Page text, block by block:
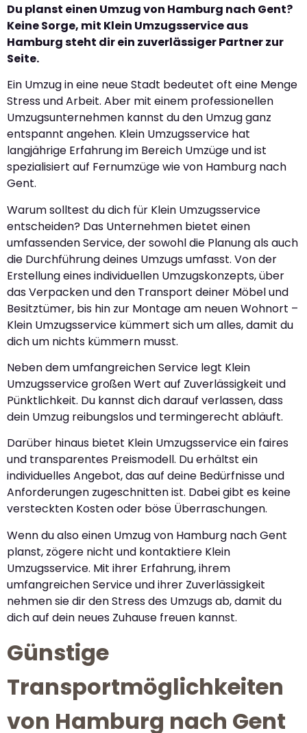
Du planst einen Umzug von Hamburg nach Gent?
Keine Sorge, mit Klein Umzugsservice aus
Hamburg steht dir ein zuverlässiger Partner zur
Seite.
Ein Umzug in eine neue Stadt bedeutet oft eine Menge
Stress und Arbeit. Aber mit einem professionellen
Umzugsunternehmen kannst du den Umzug ganz
entspannt angehen. Klein Umzugsservice hat
langjährige Erfahrung im Bereich Umzüge und ist
spezialisiert auf Fernumzüge wie von Hamburg nach
Gent.
Warum solltest du dich für Klein Umzugsservice
entscheiden? Das Unternehmen bietet einen
umfassenden Service, der sowohl die Planung als auch
die Durchführung deines Umzugs umfasst. Von der
Erstellung eines individuellen Umzugskonzepts, über
das Verpacken und den Transport deiner Möbel und
Besitztümer, bis hin zur Montage am neuen Wohnort –
Klein Umzugsservice kümmert sich um alles, damit du
dich um nichts kümmern musst.
Neben dem umfangreichen Service legt Klein
Umzugsservice großen Wert auf Zuverlässigkeit und
Pünktlichkeit. Du kannst dich darauf verlassen, dass
dein Umzug reibungslos und termingerecht abläuft.
Darüber hinaus bietet Klein Umzugsservice ein faires
und transparentes Preismodell. Du erhältst ein
individuelles Angebot, das auf deine Bedürfnisse und
Anforderungen zugeschnitten ist. Dabei gibt es keine
versteckten Kosten oder böse Überraschungen.
Wenn du also einen Umzug von Hamburg nach Gent
planst, zögere nicht und kontaktiere Klein
Umzugsservice. Mit ihrer Erfahrung, ihrem
umfangreichen Service und ihrer Zuverlässigkeit
nehmen sie dir den Stress des Umzugs ab, damit du
dich auf dein neues Zuhause freuen kannst.
Günstige
Transportmöglichkeiten
von Hamburg nach Gent